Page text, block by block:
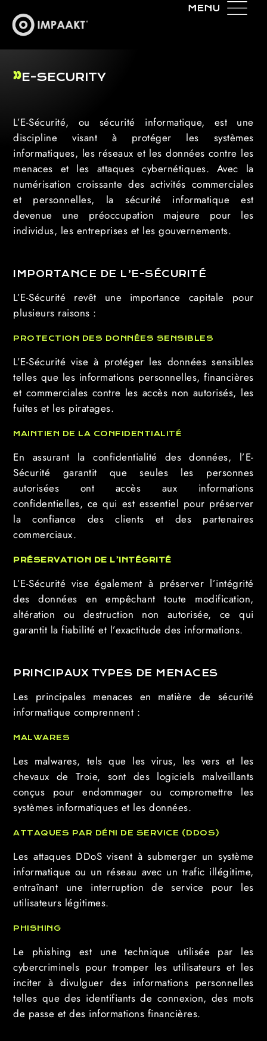
E-SECURITY
L’E-Sécurité, ou sécurité informatique, est une
discipline visant à protéger les systèmes
informatiques, les réseaux et les données contre les
menaces et les attaques cybernétiques. Avec la
numérisation croissante des activités commerciales
et personnelles, la sécurité informatique est
devenue une préoccupation majeure pour les
individus, les entreprises et les gouvernements.
IMPORTANCE DE L’E-SÉCURITÉ
L’E-Sécurité revêt une importance capitale pour
plusieurs raisons :
PROTECTION DES DONNÉES SENSIBLES
L’E-Sécurité vise à protéger les données sensibles
telles que les informations personnelles, financières
et commerciales contre les accès non autorisés, les
fuites et les piratages.
MAINTIEN DE LA CONFIDENTIALITÉ
En assurant la confidentialité des données, l’E-
Sécurité garantit que seules les personnes
autorisées ont accès aux informations
confidentielles, ce qui est essentiel pour préserver
la confiance des clients et des partenaires
commerciaux.
PRÉSERVATION DE L’INTÉGRITÉ
L’E-Sécurité vise également à préserver l’intégrité
des données en empêchant toute modification,
altération ou destruction non autorisée, ce qui
garantit la fiabilité et l’exactitude des informations.
PRINCIPAUX TYPES DE MENACES
Les principales menaces en matière de sécurité
informatique comprennent :
MALWARES
Les malwares, tels que les virus, les vers et les
chevaux de Troie, sont des logiciels malveillants
conçus pour endommager ou compromettre les
systèmes informatiques et les données.
ATTAQUES PAR DÉNI DE SERVICE (DDOS)
Les attaques DDoS visent à submerger un système
informatique ou un réseau avec un trafic illégitime,
entraînant une interruption de service pour les
utilisateurs légitimes.
PHISHING
Le phishing est une technique utilisée par les
cybercriminels pour tromper les utilisateurs et les
inciter à divulguer des informations personnelles
telles que des identifiants de connexion, des mots
de passe et des informations financières.